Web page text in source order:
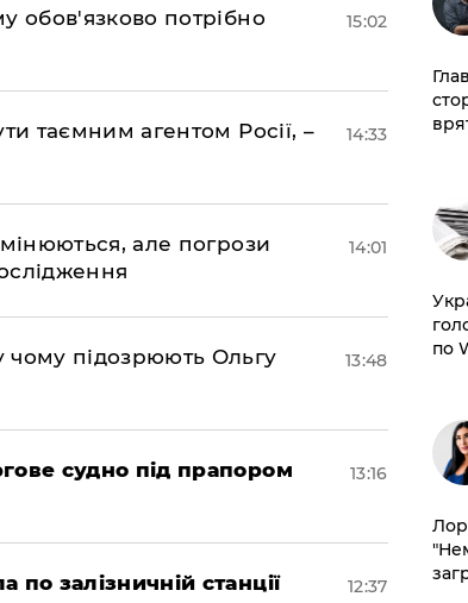
обов'язково потрібно
15:02
таємним агентом Росії, –
14:33
але погрози
14:01
підозрюють Ольгу
13:48
судно під прапором
13:16
залізничній станції
12:37
по